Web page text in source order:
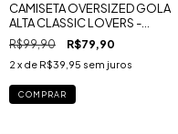
CAMISETA OVERSIZED GOLA
ALTA CLASSIC LOVERS -
ESTAMPA FRENTE MALHA GOLD
R$99,90 R$79,90
2 x de R$39,95 sem juros
COMPRAR